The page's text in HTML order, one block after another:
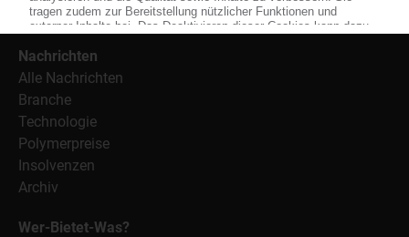
Informationen wie Handelsnamen und Veranstaltungen.
Nachrichten
Alle Nachrichten
Branche
Technologie
Polymerpreise
Insolvenzen
Archiv
Wer-Bietet-Was?